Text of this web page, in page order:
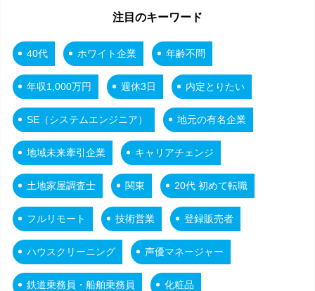
注目のキーワード
40代 ホワイト企業 年齢不問
年収1,000万円 週休3日 内定とりたい
SE（システムエンジニア） 地元の有名企業
地域未来牽引企業 キャリアチェンジ
土地家屋調査士 関東 20代 初めて転職
フルリモート 技術営業 登録販売者
ハウスクリーニング 声優マネージャー
鉄道乗務員・船舶乗務員 化粧品